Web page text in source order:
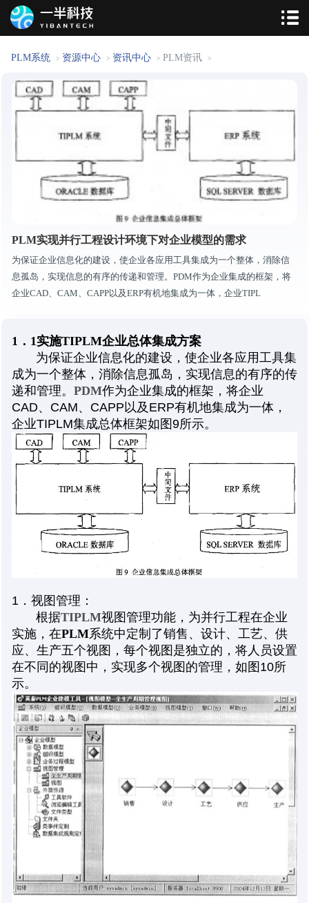
PLM系统 > 资源中心 > 资讯中心 > PLM资讯 >
PLM实现并行工程设计环境下对企业模型的需求
为保证企业信息化的建设，使企业各应用工具集成为一个整体，消除信
息孤岛，实现信息的有序的传递和管理。PDM作为企业集成的框架，将
企业CAD、CAM、CAPP以及ERP有机地集成为一体，企业TIPL
1．1实施TIPLM企业总体集成方案
为保证企业信息化的建设，使企业各应用工具集
成为一个整体，消除信息孤岛，实现信息的有序的传
递和管理。 PDM作为企业集成的框架，将企业
CAD、CAM、CAPP以及ERP有机地集成为一体，
企业TIPLM集成总体框架如图9所示。
1．视图管理：
根据TIPLM视图管理功能，为并行工程在企业
实施，在PLM系统中定制了销售、设计、工艺、供
应、生产五个视图，每个视图是独立的，将人员设置
在不同的视图中，实现多个视图的管理，如图10所
示。